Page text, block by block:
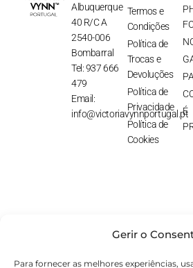
Gerir o
Para fornecer as melhores experiências,
Albuquerque
40 R/C A
2540-006
Bombarral
Tel: 937 666
479
Email:
info@victoriavynnportugal.pt
Termos e
Condições
Política de
Trocas e
Devoluções
Política de
Privacidade
Política de
Cookies
É